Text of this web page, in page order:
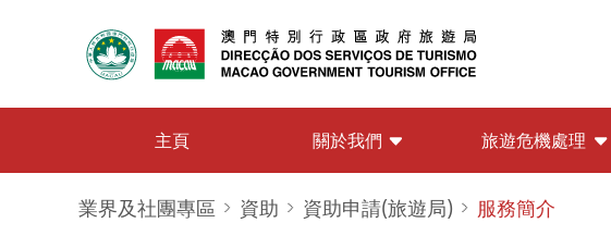
主頁 關於我們 旅遊危機處理
業界及社團專區 資助 資助申請(旅遊局) 服務簡介